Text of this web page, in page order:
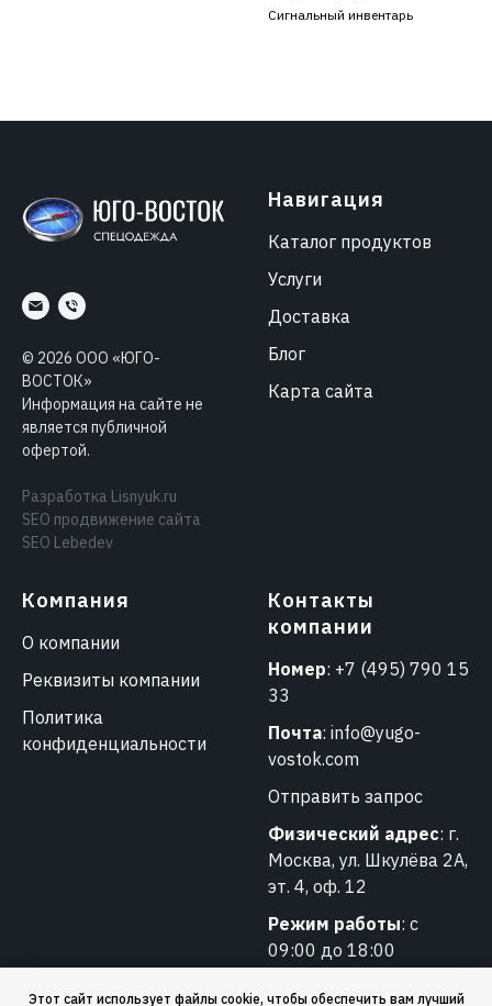
Этот сайт использует файлы cookie, чтобы обеспечить вам лучший
Сигнальный инвентарь
© 2026 ООО «ЮГО-
ВОСТОК»
Информация на сайте не
является публичной
офертой.
Разработка Lisnyuk.ru
SEO продвижение сайта
SEO Lebedev
Навигация
Каталог продуктов
Услуги
Доставка
Блог
Карта сайта
Компания
О компании
Реквизиты компании
Политика
конфиденциальности
Контакты
компании
Номер: +7 (495) 790 15
33
Почта: info@yugo-
vostok.com
Отправить запрос
Физический адрес: г.
Москва, ул. Шкулёва 2А,
эт. 4, оф. 12
Режим работы: с
09:00 до 18:00